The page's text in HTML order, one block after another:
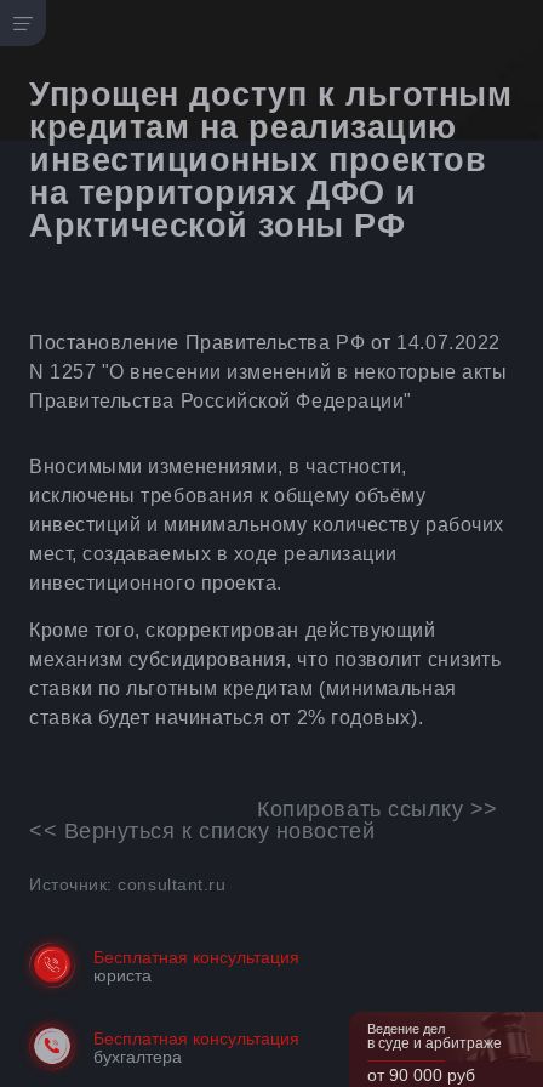
Упрощен доступ к льготным
кредитам на реализацию
инвестиционных проектов
на территориях ДФО и
Арктической зоны РФ
Постановление Правительства РФ от 14.07.2022
N 1257 "О внесении изменений в некоторые акты
Правительства Российской Федерации"
Вносимыми изменениями, в частности,
исключены требования к общему объёму
инвестиций и минимальному количеству рабочих
мест, создаваемых в ходе реализации
инвестиционного проекта.
Кроме того, скорректирован действующий
механизм субсидирования, что позволит снизить
ставки по льготным кредитам (минимальная
ставка будет начинаться от 2% годовых).
Копировать ссылку >>
<< Вернуться к списку новостей
Источник: consultant.ru
Бесплатная консультация
юриста
Бесплатная консультация
бухгалтера
Ведение дел
в суде и арбитраже
от 90 000 руб